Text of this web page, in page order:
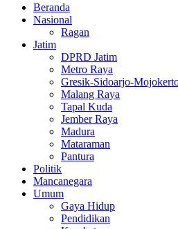
Beranda
Nasional
Ragan
Jatim
DPRD Jatim
Metro Raya
Gresik-Sidoarjo-
Malang Raya
Tapal Kuda
Jember Raya
Madura
Mataraman
Pantura
Politik
Mancanegara
Umum
Gaya Hidup
Pendidikan